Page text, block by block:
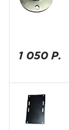
1 050 Р.